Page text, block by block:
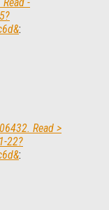
-
:
Read >
22?
: